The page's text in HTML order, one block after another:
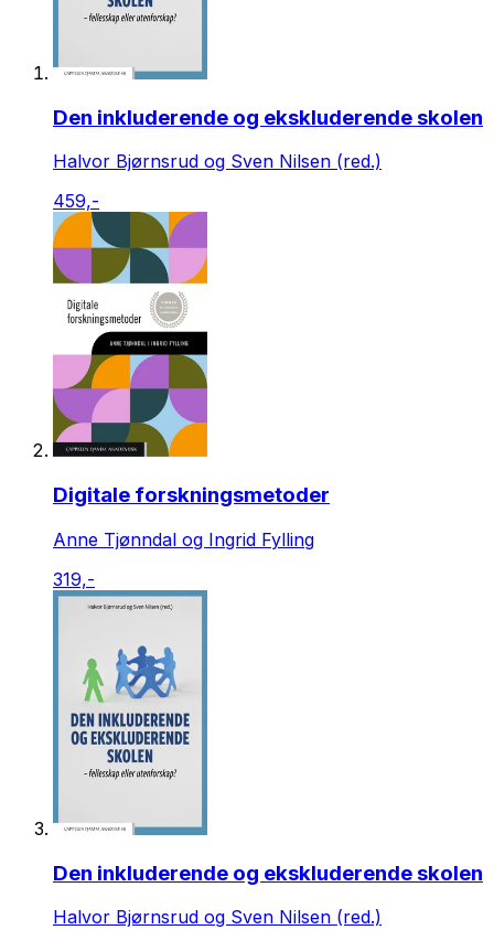
Den inkluderende og ekskluderende skolen
Halvor Bjørnsrud og Sven Nilsen (red.)
459,-
Digitale forskningsmetoder
Anne Tjønndal og Ingrid Fylling
319,-
Den inkluderende og ekskluderende skolen
Halvor Bjørnsrud og Sven Nilsen (red.)